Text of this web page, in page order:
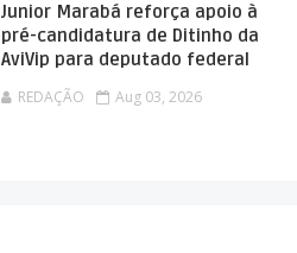
Junior Marabá reforça apoio à
pré-candidatura de Ditinho da
AviVip para deputado federal
REDAÇÃO Aug 03, 2026